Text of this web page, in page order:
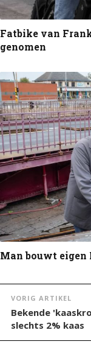
Fatbike van
genomen
Man bouwt
VORIG ARTIKEL
Bekende
slechts 2% kaas